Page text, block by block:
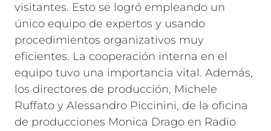
visitantes. Esto se logró empleando un
único equipo de expertos y usando
procedimientos organizativos muy
eficientes. La cooperación interna en el
equipo tuvo una importancia vital. Además,
los directores de producción, Michele
Ruffato y Alessandro Piccinini, de la oficina
de producciones Monica Drago en Radio